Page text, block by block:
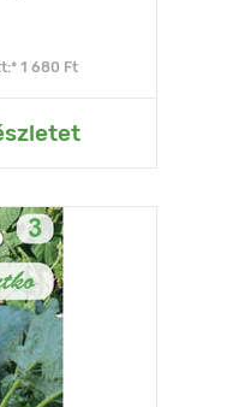
1 680 Ft